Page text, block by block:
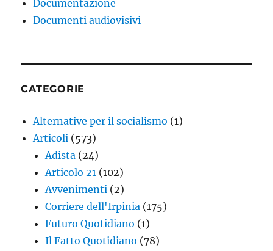
Documentazione
Documenti audiovisivi
CATEGORIE
Alternative per il socialismo (1)
Articoli (573)
Adista (24)
Articolo 21 (102)
Avvenimenti (2)
Corriere dell'Irpinia (175)
Futuro Quotidiano (1)
Il Fatto Quotidiano (78)